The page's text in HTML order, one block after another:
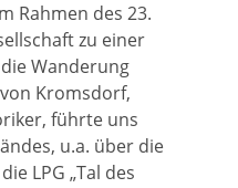
Rahmen des 23.
zu einer
Wanderung
Kromsdorf,
führte uns
u.a. über die
LPG „Tal des